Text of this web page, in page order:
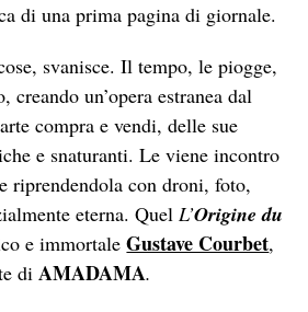
di una prima pagina di giornale.
svanisce. Il tempo, le piogge,
creando un’opera estranea dal
compra e vendi, delle sue
e snaturanti. Le viene incontro
riprendendola con droni, foto,
eterna. QuelL’Origine du
e immortaleGustave Courbet,
diAMADAMA.